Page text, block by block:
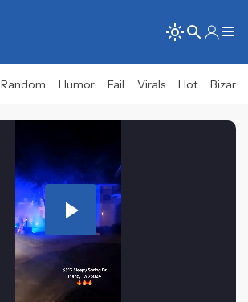
Random Humor Fail Virals Hot Bizar
Play
Video